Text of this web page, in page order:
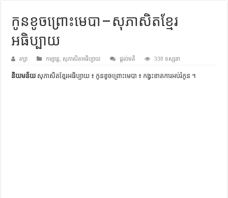
ទំលៀមទម្លាប់ប្រពៃណីជនជាតិចិន – សៀវភៅចំណេះដឹងទូទៅ
ដើមកំណើតអង្គរ – សៀវភៅចំណេះដឹងទូទៅ
ដើមកំណើតជនជាតិខ្មែរ – អត្ថបទស្រាវជ្រាវ
ទំនាក់ទំនងកម្ពុជានិងចិន – សៀវភៅចំណេះដឹងទូទៅ
កូនខូចព្រោះមេបា – សុភាសិតខ្មែរ
អធិប្បាយ
រក្សា កម្សាន្ត សុភាសិតអធិប្បាយ ផ្តល់មតិ 338 ទស្សនា
និយមន័យ សុភាសិតខ្មែរអធិប្បាយ ៖ កូនខូចព្រោះមេបា ៖ កង្វះខាត​ការ​អប់រំ​កូន ។